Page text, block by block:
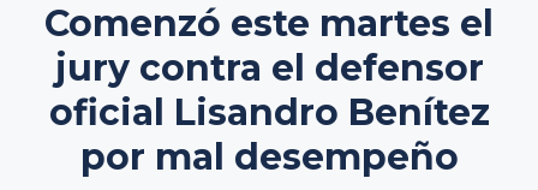
Comenzó este martes el
jury contra el defensor
oficial Lisandro Benítez
por mal desempeño